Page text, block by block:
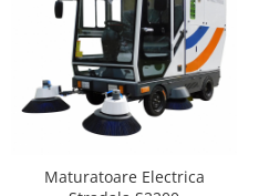
Maturatoare Electrica